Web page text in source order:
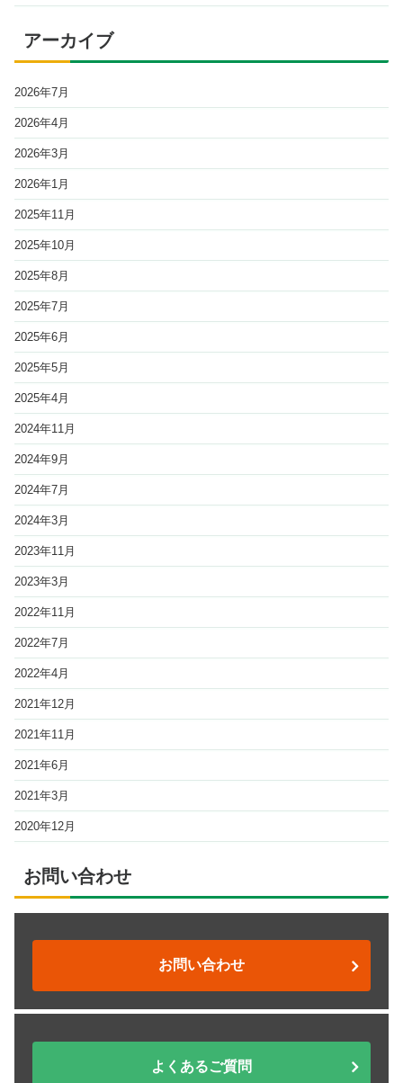
アーカイブ
2026年7月
2026年4月
2026年3月
2026年1月
2025年11月
2025年10月
2025年8月
2025年7月
2025年6月
2025年5月
2025年4月
2024年11月
2024年9月
2024年7月
2024年3月
2023年11月
2023年3月
2022年11月
2022年7月
2022年4月
2021年12月
2021年11月
2021年6月
2021年3月
2020年12月
お問い合わせ
お問い合わせ
よくあるご質問